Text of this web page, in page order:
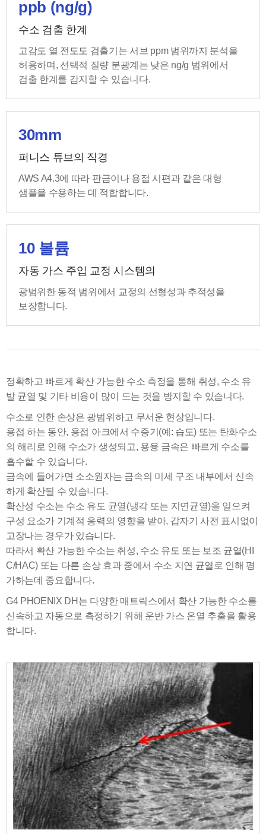
ppb (ng/g)
수소 검출 한계
고감도 열 전도도 검출기는 서브 ppm 범위까지 분석을
허용하며, 선택적 질량 분광계는 낮은 ng/g 범위에서
검출 한계를 감지할 수 있습니다.
30mm
퍼니스 튜브의 직경
AWS A4.3에 따라 판금이나 용접 시편과 같은 대형
샘플을 수용하는 데 적합합니다.
10 볼륨
자동 가스 주입 교정 시스템의
광범위한 동적 범위에서 교정의 선형성과 추적성을
보장합니다.
정확하고 빠르게 확산 가능한 수소 측정을 통해 취성, 수소 유
발 균열 및 기타 비용이 많이 드는 것을 방지할 수 있습니다.
수소로 인한 손상은 광범위하고 무서운 현상입니다.
용접 하는 동안, 용접 아크에서 수증기(예: 습도) 또는 탄화수소
의 해리로 인해 수소가 생성되고, 용융 금속은 빠르게 수소를
흡수할 수 있습니다.
금속에 들어가면 소소원자는 금속의 미세 구조 내부에서 신속
하게 확산될 수 있습니다.
확산성 수소는 수소 유도 균열(냉각 또는 지연균열)을 일으켜
구성 요소가 기계적 응력의 영향을 받아, 갑자기 사전 표시없이
고장나는 경우가 있습니다.
따라서 확산 가능한 수소는 취성, 수소 유도 또는 보조 균열(HI
C/HAC) 또는 다른 손상 효과 중에서 수소 지연 균열로 인해 평
가하는데 중요합니다.
G4 PHOENIX DH는 다양한 매트릭스에서 확산 가능한 수소를
신속하고 자동으로 측정하기 위해 운반 가스 온열 추출을 활용
합니다.